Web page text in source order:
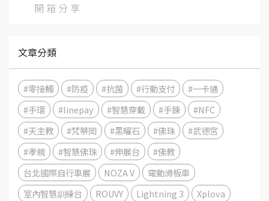
開 箱 分 享
文章分類
#零接觸 #防疫 #抗菌 #行動支付
#一卡通
#手環
#linepay #智慧穿戴 #手鍊
#NFC
#天主教
#梵蒂岡 #黑曜石 #佛珠
#武德宮
#孝親
#智慧佛珠 #伸展台
#佛教
台北國際自行車展
NOZA V
電動滑板車
室內智慧訓練台
ROUVY Lightning 3
Xplova